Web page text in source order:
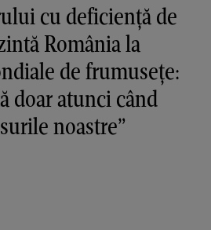
cu deficiență de
România la
de frumusețe:
doar atunci când
noastre”